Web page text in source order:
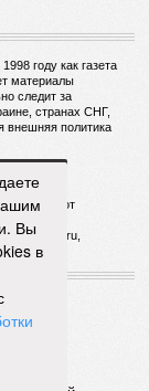
же
дорогах не
постоянно
со
Армении
а
Вы
в